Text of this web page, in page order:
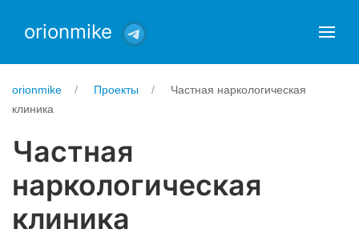
orionmike
orionmike Проекты
Частная наркологическая
клиника
Частная
наркологическая
клиника